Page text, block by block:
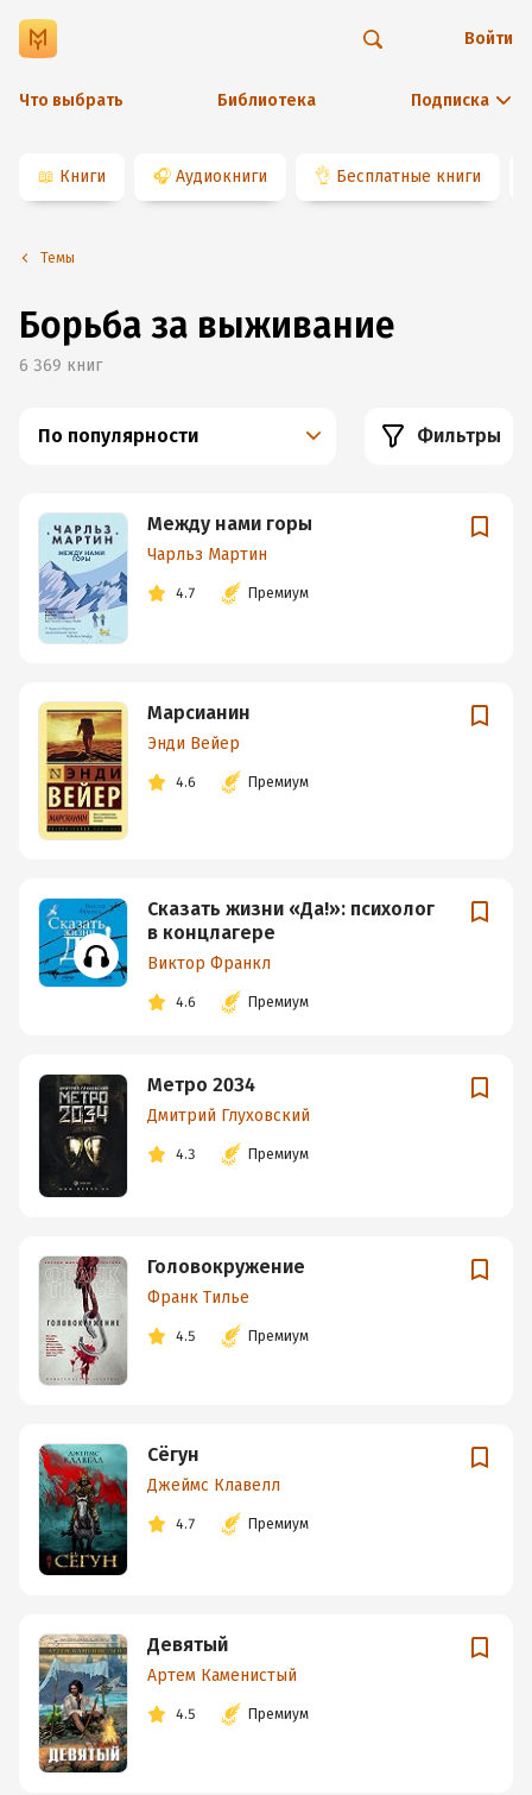
Что выбрать Библиотека Подписка
Войти
📖 Книги 🎧 Аудиокниги 👌 Бесплатные книги
Темы
Борьба за выживание
6 369 книг
По популярности Фильтры
Между нами горы
Чарльз Мартин
4.7 Премиум
Марсианин
Энди Вейер
4.6 Премиум
Сказать жизни «Да!»: психолог
в концлагере
Виктор Франкл
4.6 Премиум
Метро 2034
Дмитрий Глуховский
4.3 Премиум
Головокружение
Франк Тилье
4.5 Премиум
Сёгун
Джеймс Клавелл
4.7 Премиум
Девятый
Артем Каменистый
4.5 Премиум